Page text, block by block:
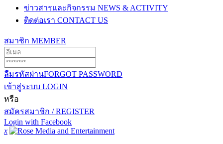
ข่าวสารและกิจกรรม NEWS & ACTIVITY
ติดต่อเรา CONTACT US
สมาชิก MEMBER
ลืมรหัสผ่านFORGOT PASSWORD
เข้าสู่ระบบ LOGIN
หรือ
สมัครสมาชิก / REGISTER
Login with Facebook
x